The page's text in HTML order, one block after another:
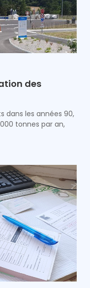
des
dans les années 90,
tonnes par an,